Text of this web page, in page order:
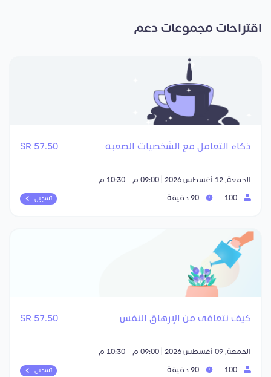
اقتراحات مجموعات دعم
ذكاء التعامل مع الشخصيات الصعبه 57.50 SR
الجمعة, 12 أغسطس 2026 | 09:00 م - 10:30 م
تسجيل
كيف نتعافى من الإرهاق النفس 57.50 SR
الجمعة, 09 أغسطس 2026 | 09:00 م - 10:30 م
تسجيل